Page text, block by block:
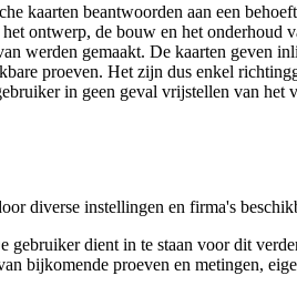
kaarten beantwoorden aan een
ontwerp, de bouw en het onderhoud
werden gemaakt. De kaarten geven
proeven. Het zijn dus enkel
in geen geval vrijstellen van
diverse instellingen en firma's
gebruiker dient in te staan voor dit
bijkomende proeven en metingen,